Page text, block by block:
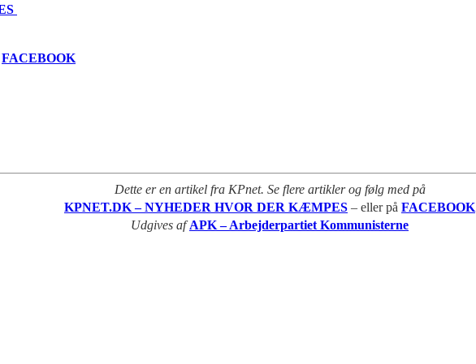
FACEBOOK
Dette er en artikel fra KPnet. Se flere artikler og følg med på
KPNET.DK – NYHEDER HVOR DER KÆMPES – eller på FACEBOOK
Udgives afAPK – Arbejderpartiet Kommunisterne